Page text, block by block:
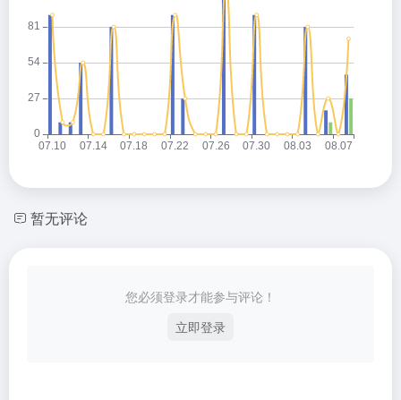
暂无评论
您必须登录才能参与评论！
立即登录